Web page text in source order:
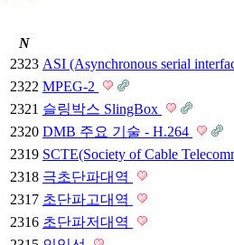
N
2323 ASI (Asynchronous serial
2322 MPEG-2
2321 슬링박스 SlingBox
2320 DMB 주요 기술 - H.264
2319 SCTE(Society of Cable
2318 극초단파대역
2317 초단파고대역
2316 초단파저대역